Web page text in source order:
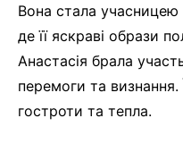
Вона стала
де її яскраві образи
Анастасія брала
перемоги та визнання.
гостроти та тепла.